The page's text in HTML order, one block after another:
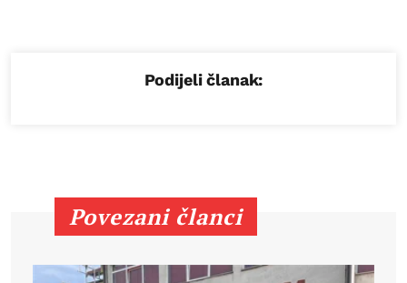
Podijeli članak:
Povezani članci